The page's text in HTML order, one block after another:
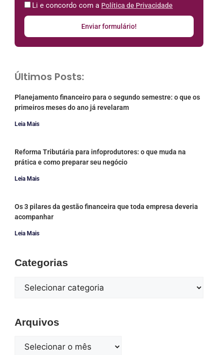
Li e concordo com a Política de Privacidade
Enviar formulário!
Últimos Posts:
Planejamento financeiro para o segundo semestre: o que os
primeiros meses do ano já revelaram
Leia Mais
Reforma Tributária para infoprodutores: o que muda na
prática e como preparar seu negócio
Leia Mais
Os 3 pilares da gestão financeira que toda empresa deveria
acompanhar
Leia Mais
Categorias
Arquivos